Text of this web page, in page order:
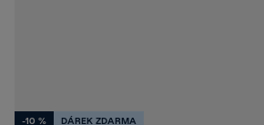
-10 % DÁREK ZDARMA